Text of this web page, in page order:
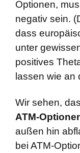
Optionen,
negativ sein.
dass
unter
positives
lassen wie an
Wir sehen,
ATM-
außen hin
bei ATM-